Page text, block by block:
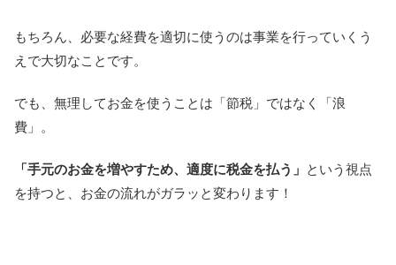
もちろん、必要な経費を適切に使うのは事業を行っていくう
えで大切なことです。
でも、無理してお金を使うことは「節税」ではなく「浪
費」。
「手元のお金を増やすため、適度に税金を払う」 という視点
を持つと、お金の流れがガラッと変わります！